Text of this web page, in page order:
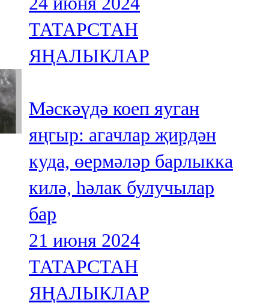
ТАТАРСТАН
ЯҢАЛЫКЛАР
Мәскәүдә коеп яуган
яңгыр: агачлар җирдән
куда, өермәләр барлыкка
килә, һәлак булучылар
бар
21 июня 2024
ТАТАРСТАН
ЯҢАЛЫКЛАР